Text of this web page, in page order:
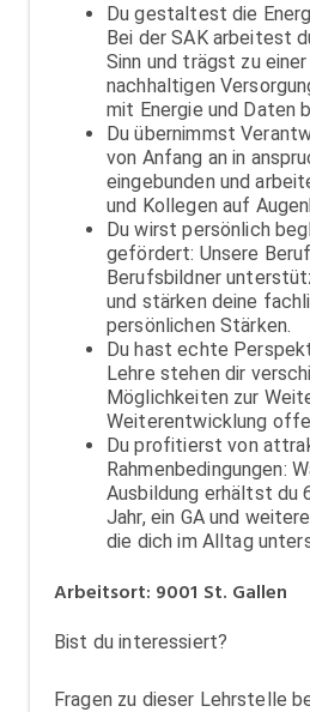
Du gestaltest die
Bei der SAK arbeitest
Sinn und trägst zu
nachhaltigen
mit Energie und Daten
Du übernimmst
von Anfang an in
eingebunden und
und Kollegen auf
Du wirst persönlich
gefördert: Unsere
Berufsbildner
und stärken deine
persönlichen Stärken.
Du hast echte
Lehre stehen dir
Möglichkeiten zur
Weiterentwicklung
Du profitierst von
Rahmenbedingungen:
Ausbildung erhältst du
Jahr, ein GA und
die dich im Alltag
Arbeitsort: 9001 St. Gallen
Bist du interessiert?
Fragen zu dieser Lehrstelle